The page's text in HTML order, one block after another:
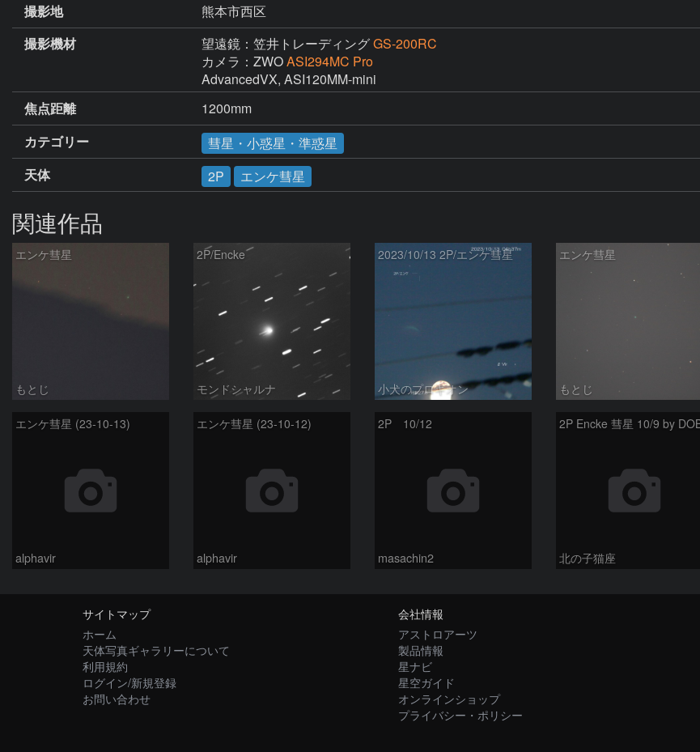
撮影地
熊本市西区
撮影機材
望遠鏡：笠井トレーディングGS-200RC
カメラ：ZWOASI294MC Pro
AdvancedVX, ASI120MM-mini
焦点距離
1200mm
カテゴリー
彗星・小惑星・準惑星
天体
2P エンケ彗星
関連作品
エンケ彗星
もとじ
2P/Encke
モンドシャルナ
2023/10/13 2P/エンケ彗星
小犬のプロキオン
エンケ彗星
もとじ
エンケ彗星 (23-10-13)
alphavir
エンケ彗星 (23-10-12)
alphavir
2P 10/12
masachin2
2P Encke 彗星 10/9 by
北の子猫座
サイトマップ
ホーム
天体写真ギャラリーについて
利用規約
ログイン/新規登録
お問い合わせ
会社情報
アストロアーツ
製品情報
星ナビ
星空ガイド
オンラインショップ
プライバシー・ポリシー